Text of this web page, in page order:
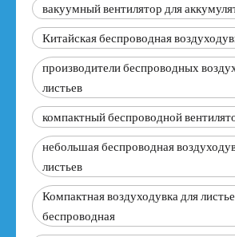
вакуумный вентилятор для
Китайская беспроводная
производители беспроводных
листьев
компактный беспроводной
небольшая беспроводная
листьев
Компактная воздуходувка для
беспроводная